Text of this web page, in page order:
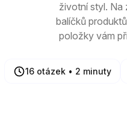
životní styl. Na
balíčků
položky vám
16 otázek • 2 minuty